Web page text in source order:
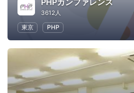
PHPカンファレンス
3612人
東京
PHP